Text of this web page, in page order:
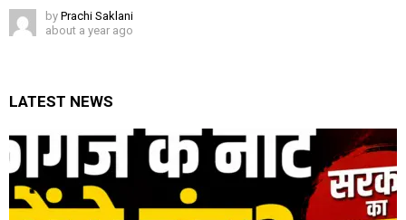
by Prachi Saklani
about a year ago
LATEST NEWS